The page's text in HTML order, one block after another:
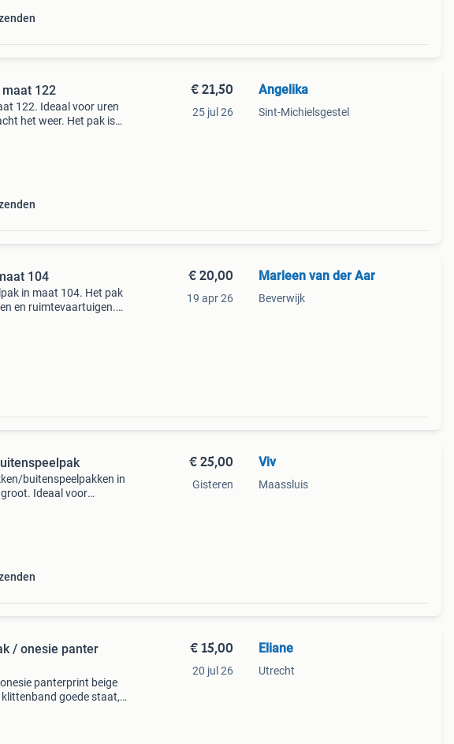
122
122. Ideaal voor uren
het weer. Het pak is
€ 21,50
25 jul 26
Angelika
Sint-Michielsgestel
104
in maat 104. Het pak
en ruimtevaartuigen.
€ 20,00
19 apr 26
Marleen van der Aar
Beverwijk
buitenspeelpakken in
Ideaal voor
€ 25,00
Gisteren
Viv
Maassluis
/ onesie panter
panterprint beige
goede staat,
€ 15,00
20 jul 26
Eliane
Utrecht